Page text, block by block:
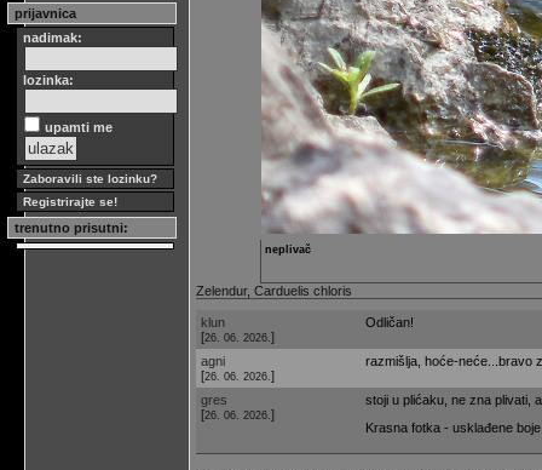
prijavnica
nadimak:
lozinka:
upamti me
Zaboravili ste lozinku?
Registrirajte se!
trenutno prisutni:
neplivač
Zelendur, Carduelis chloris
klun
[26. 06. 2026. ]
Odličan!
agni
[26. 06. 2026. ]
razmišlja, hoće-neće...bravo
gres
[26. 06. 2026. ]
stoji u plićaku, ne zna plivati,
Krasna fotka - usklađene